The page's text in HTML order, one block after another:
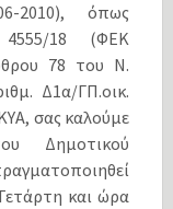
2010), όπως
18 (ΦΕΚ
78 του Ν.
Δ1α/ΓΠ.οικ.
σας καλούμε
Δημοτικού
και ώρα